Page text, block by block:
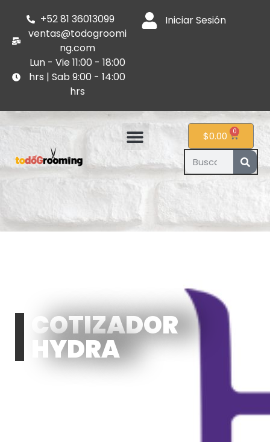
+52 81 36013099
ventas@todogroomi
ng.com
Lun - Vie 11:00 - 18:00
hrs | Sab 9:00 - 14:00
hrs
Iniciar Sesión
$0.00 0
COTIZADOR
HYDRA